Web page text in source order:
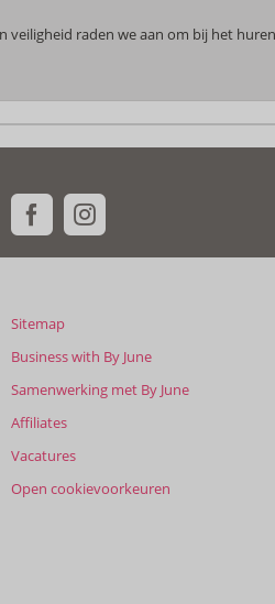
raden we aan om bij het
Sitemap
Business with By June
Samenwerking met By June
Affiliates
Vacatures
Open cookievoorkeuren